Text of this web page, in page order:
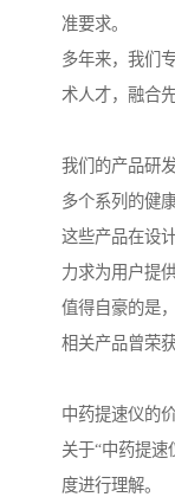
准要求。
多年来，我们
术人才，融合
我们的产品研
多个系列的健
这些产品在设
力求为用户提
值得自豪的是
相关产品曾荣
中药提速仪的
关于“中药提
度进行理解。